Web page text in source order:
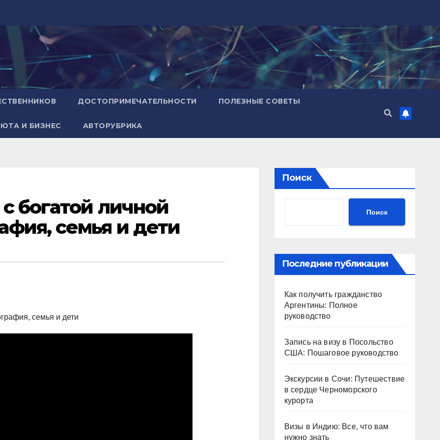
ДОСТОПРИМЕЧАТЕЛЬНОСТИ ПОЛЕЗНЫЕ СОВЕТЫ
И БИЗНЕС АВТОРУБРИКА
богатой личной
семья и дети
Поиск
Поиск
Последние публикации
Как получить гражданство
Аргентины: Полное
руководство
Запись на визу в Посольство
США: Пошаговое руководство
Экскурсии в Сочи: Путешествие
в сердце Черноморского
курорта
Визы в Индию: Все, что вам
нужно знать